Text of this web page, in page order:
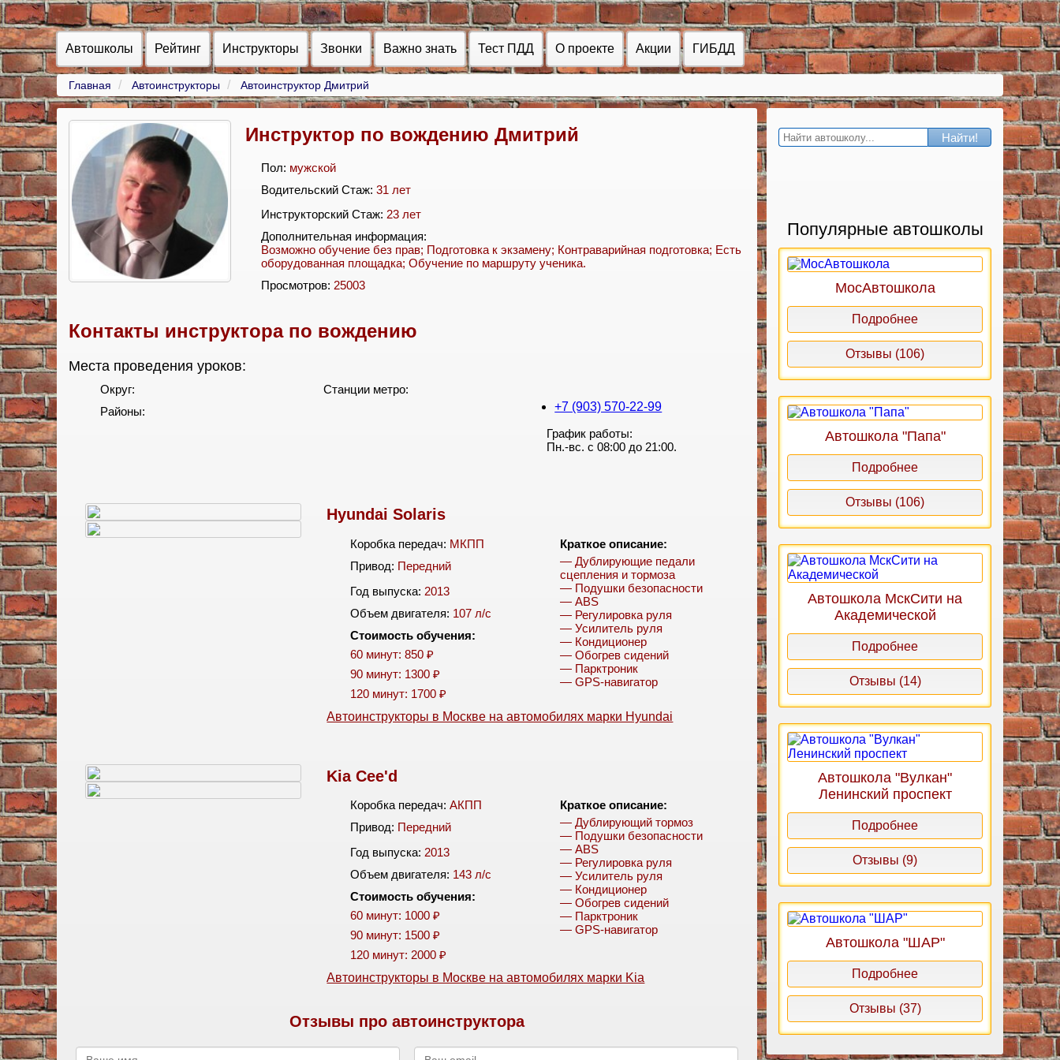
Автошколы Рейтинг Инструкторы Звонки Важно знать Тест ПДД О проекте Акции ГИБДД
Главная Автоинструкторы Автоинструктор Дмитрий
Инструктор по вождению Дмитрий
Пол: мужской
Водительский Стаж:31 лет
Инструкторский Стаж: 23 лет
Дополнительная информация:
Возможно обучение без прав; Подготовка к экзамену; Контраварийная подготовка; Есть
оборудованная площадка; Обучение по маршруту ученика.
Просмотров: 25003
Контакты инструктора по вождению
Места проведения уроков:
Округ:
Районы:
Станции метро:
+7 (903) 570-22-99
График работы:
Пн.-вс. с 08:00 до 21:00.
Hyundai Solaris
Коробка передач: МКПП
Привод: Передний
Год выпуска: 2013
Объем двигателя: 107 л/c
Стоимость обучения:
60 минут: 850 ₽
90 минут: 1300 ₽
120 минут: 1700 ₽
Краткое описание:
— Дублирующие педали
сцепления и тормоза
— Подушки безопасности
— ABS
— Регулировка руля
— Усилитель руля
— Кондиционер
— Обогрев сидений
— Парктроник
— GPS-навигатор
Автоинструкторы в Москве на автомобилях марки Hyundai
Kia Cee'd
Коробка передач:АКПП
Привод: Передний
Год выпуска: 2013
Объем двигателя: 143 л/c
Стоимость обучения:
60 минут: 1000 ₽
90 минут: 1500 ₽
120 минут: 2000 ₽
Краткое описание:
— Дублирующий тормоз
— Подушки безопасности
— ABS
— Регулировка руля
— Усилитель руля
— Кондиционер
— Обогрев сидений
— Парктроник
— GPS-навигатор
Автоинструкторы в Москве на автомобилях марки Kia
Отзывы про автоинструктора
Найти!
Популярные автошколы
МосАвтошкола
Подробнее
Отзывы (106)
Автошкола "Папа"
Подробнее
Отзывы (106)
Автошкола МскСити на
Академической
Подробнее
Отзывы (14)
Автошкола "Вулкан"
Ленинский проспект
Подробнее
Отзывы (9)
Автошкола "ШАР"
Подробнее
Отзывы (37)